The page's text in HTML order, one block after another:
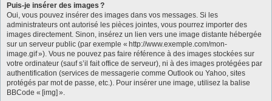
Puis-je insérer des images ?
Oui, vous pouvez insérer des images dans vos messages. Si les
administrateurs ont autorisé les pièces jointes, vous pourrez importer des
images directement. Sinon, insérez un lien vers une image distante hébergée
sur un serveur public (par exemple « http://www.exemple.com/mon-
image.gif »). Vous ne pouvez pas faire référence à des images stockées sur
votre ordinateur (sauf s’il fait office de serveur), ni à des images protégées par
authentification (services de messagerie comme Outlook ou Yahoo, sites
protégés par mot de passe, etc.). Pour insérer une image, utilisez la balise
BBCode « [img] ».